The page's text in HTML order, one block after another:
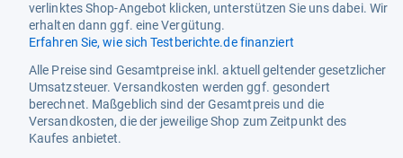
Model Name Gärtner Set
Model Number .
Neck Neck Style Rundhalsausschnitt
Number Of Packs 1
verlinktes Shop-Angebot klicken, unterstützen Sie uns dabei. Wir
erhalten dann ggf. eine Vergütung.
Erfahren Sie, wie sich Testberichte.de finanziert
Alle Preise sind Gesamtpreise inkl. aktuell geltender gesetzlicher
Umsatzsteuer. Versandkosten werden ggf. gesondert
berechnet. Maßgeblich sind der Gesamtpreis und die
Versandkosten, die der jeweilige Shop zum Zeitpunkt des
Kaufes anbietet.